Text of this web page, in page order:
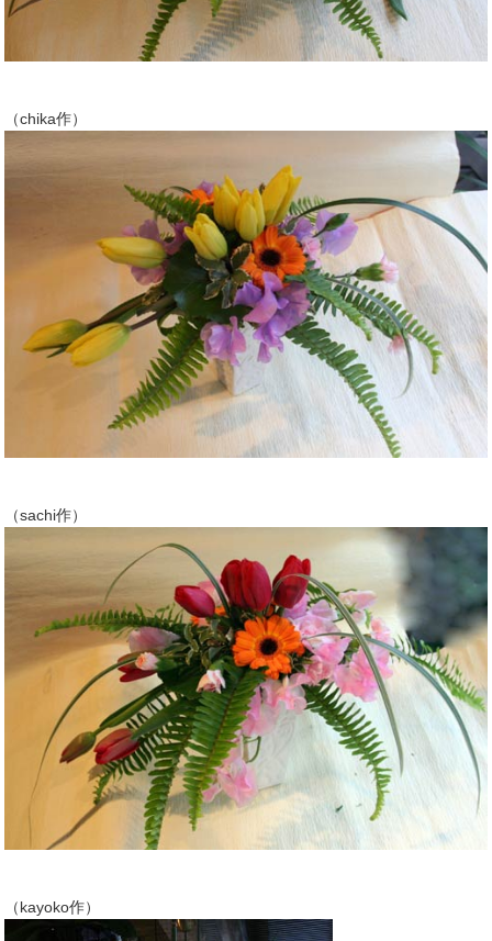
（chika作）
（sachi作）
（kayoko作）